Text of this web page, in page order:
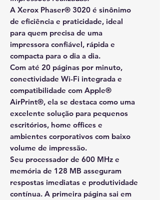
A Xerox Phaser® 3020 é sinônimo
de eficiência e praticidade, ideal
para quem precisa de uma
impressora confiável, rápida e
compacta para o dia a dia.
Com até 20 páginas por minuto,
conectividade Wi-Fi integrada e
compatibilidade com Apple®
AirPrint®, ela se destaca como uma
excelente solução para pequenos
escritórios, home offices e
ambientes corporativos com baixo
volume de impressão.
Seu processador de 600 MHz e
memória de 128 MB asseguram
respostas imediatas e produtividade
contínua. A primeira página sai em